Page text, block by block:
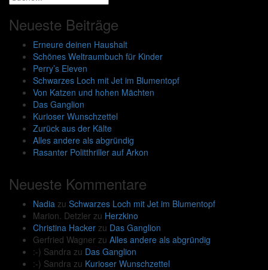
Neueste Beiträge
Erneure deinen Haushalt
Schönes Weltraumbuch für Kinder
Perry’s Eleven
Schwarzes Loch mit Jet im Blumentopf
Von Katzen und hohen Mächten
Das Ganglion
Kurioser Wunschzettel
Zurück aus der Kälte
Alles andere als abgründig
Rasanter Politthriller auf Arkon
Neueste Kommentare
Nadia zu Schwarzes Loch mit Jet im Blumentopf
Marion. Detzler zu Herzkino
Christina Hacker zu Das Ganglion
Gerfried Wagner zu Alles andere als abgründig
:-) Sandra zu Das Ganglion
:-) Sandra zu Kurioser Wunschzettel